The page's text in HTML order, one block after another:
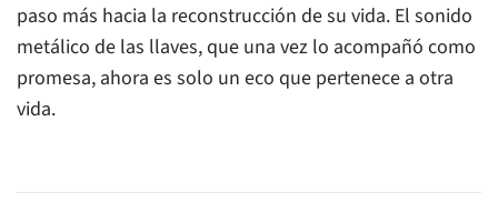
paso más hacia la reconstrucción de su vida. El sonido
metálico de las llaves, que una vez lo acompañó como
promesa, ahora es solo un eco que pertenece a otra
vida.